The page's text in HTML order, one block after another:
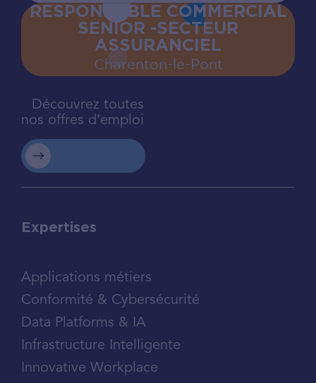
RESPONSABLE COMMERCIAL
SENIOR -SECTEUR
ASSURANCIEL
Charenton‍-‍le‍-‍Pont
Découvrez toutes
nos offres d’emploi
Expertises
Applications métiers
Conformité & Cybersécurité
Data Platforms & IA
Infrastructure Intelligente
Innovative Workplace